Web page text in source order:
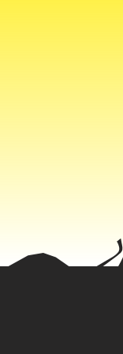
outros, sendo um